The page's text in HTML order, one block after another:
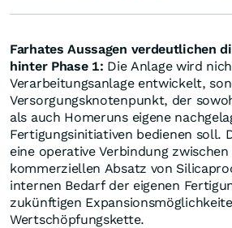
Farhates Aussagen verdeutlichen
hinter Phase 1: Die Anlage wird
Verarbeitungsanlage entwickelt,
Versorgungsknotenpunkt, der
als auch Homeruns eigene
Fertigungsinitiativen bedienen soll.
eine operative Verbindung zwischen
kommerziellen Absatz von
internen Bedarf der eigenen
zukünftigen
Wertschöpfungskette.